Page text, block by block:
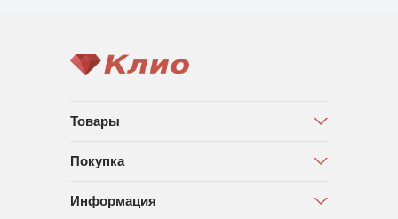
Товары
Покупка
Информация